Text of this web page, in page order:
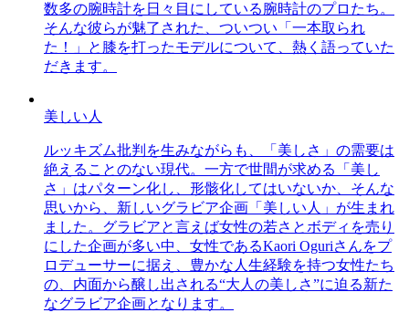
数多の腕時計を日々目にしている腕時計のプロたち。
そんな彼らが魅了された、ついつい「一本取られ
た！」と膝を打ったモデルについて、熱く語っていた
だきます。
美しい人
ルッキズム批判を生みながらも、「美しさ」の需要は
絶えることのない現代。一方で世間が求める「美し
さ」はパターン化し、形骸化してはいないか、そんな
思いから、新しいグラビア企画「美しい人」が生まれ
ました。グラビアと言えば女性の若さとボディを売り
にした企画が多い中、女性であるKaori Oguriさんをプ
ロデューサーに据え、豊かな人生経験を持つ女性たち
の、内面から醸し出される“大人の美しさ”に迫る新た
なグラビア企画となります。